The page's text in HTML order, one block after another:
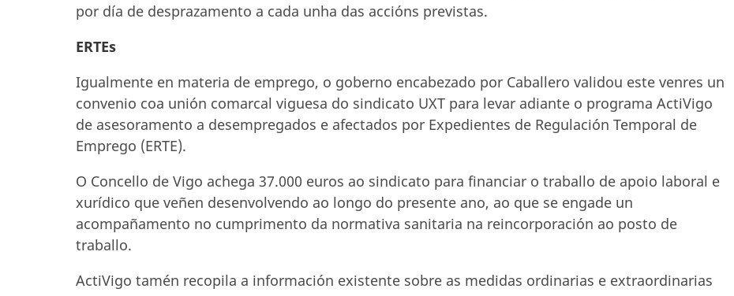
por día de desprazamento a cada unha das accións previstas.
ERTEs
Igualmente en materia de emprego, o goberno encabezado por Caballero validou este venres un
convenio coa unión comarcal viguesa do sindicato UXT para levar adiante o programa ActiVigo
de asesoramento a desempregados e afectados por Expedientes de Regulación Temporal de
Emprego (ERTE).
O Concello de Vigo achega 37.000 euros ao sindicato para financiar o traballo de apoio laboral e
xurídico que veñen desenvolvendo ao longo do presente ano, ao que se engade un
acompañamento no cumprimento da normativa sanitaria na reincorporación ao posto de
traballo.
ActiVigo tamén recopila a información existente sobre as medidas ordinarias e extraordinarias